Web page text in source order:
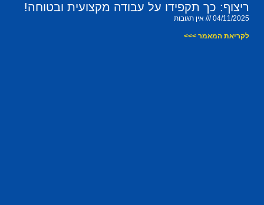
ריצוף: כך תקפידו על עבודה מקצועית ובטוחה!
04/11/2025 אין תגובות
לקריאת המאמר >>>